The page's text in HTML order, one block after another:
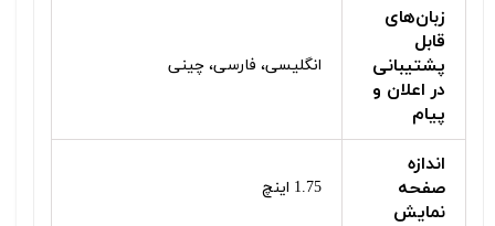
زبان‌های
قابل
پشتیبانی
در اعلان و
پیام
انگلیسی، فارسی، چینی
اندازه
صفحه
نمایش
1.75 اینچ